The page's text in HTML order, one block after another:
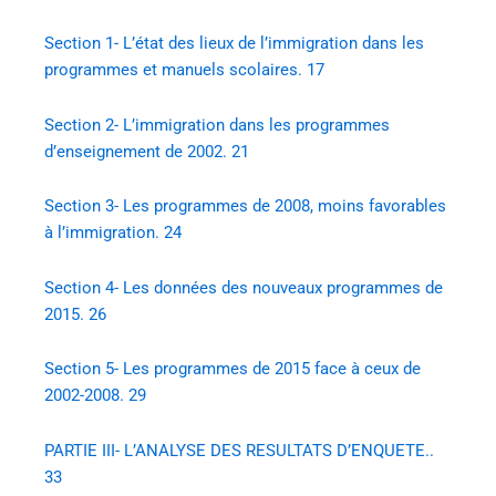
Section 1- L’état des lieux de l’immigration dans les
programmes et manuels scolaires. 17
Section 2- L’immigration dans les programmes
d’enseignement de 2002. 21
Section 3- Les programmes de 2008, moins favorables
à l’immigration. 24
Section 4- Les données des nouveaux programmes de
2015. 26
Section 5- Les programmes de 2015 face à ceux de
2002-2008. 29
PARTIE III- L’ANALYSE DES RESULTATS D’ENQUETE..
33